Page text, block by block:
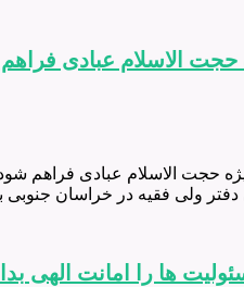
حجت الاسلام عبادی
حجت الاسلام عبادی فراهم
ولی فقیه در خراسان
ها را امانت الهی